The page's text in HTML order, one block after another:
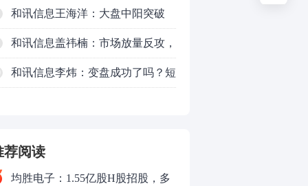
的改变
和讯信息王海洋：大盘中阳突破
3770，科技持续反弹，秋季行情启
动？
和讯信息盖祎楠：市场放量反攻，
科创赛道迎来强势爆发
和讯信息李炜：变盘成功了吗？短
荐阅读
均胜电子：1.55亿股H股招股，多